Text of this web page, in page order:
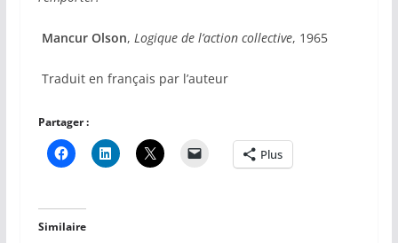
Mancur Olson, Logique de l’action collective, 1965
Traduit en français par l’auteur
Partager :
Plus
Similaire